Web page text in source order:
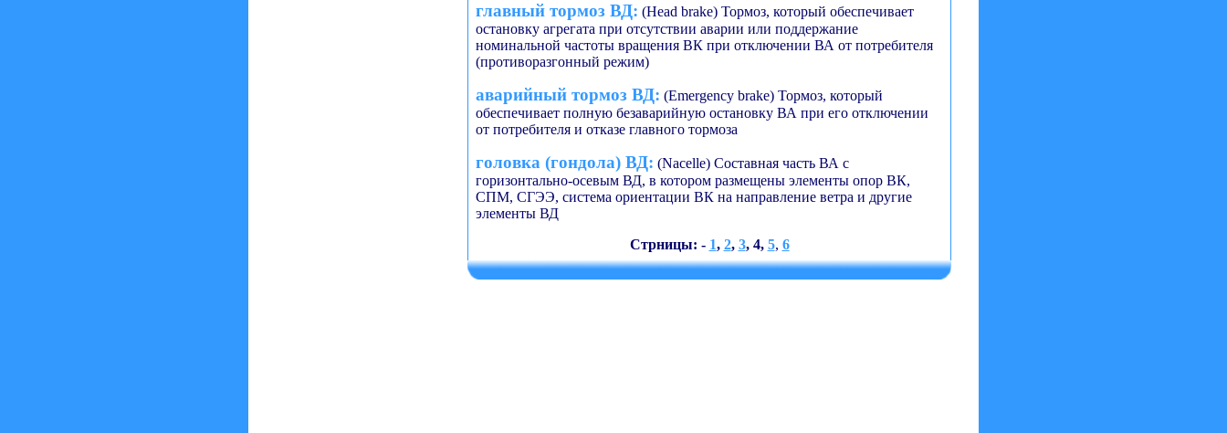
главный тормоз ВД: (Head brake) Тормоз, который обеспечивает
остановку агрегата при отсутствии аварии или поддержание
номинальной частоты вращения ВК при отключении ВА от потребителя
(противоразгонный режим)
аварийный тормоз ВД: (Emergency brake) Тормоз, который
обеспечивает полную безаварийную остановку ВА при его отключении
от потребителя и отказе главного тормоза
головка (гондола) ВД: (Nacelle) Составная часть ВА с
горизонтально-осевым ВД, в котором размещены элементы опор ВК,
СПМ, СГЭЭ, система ориентации ВК на направление ветра и другие
элементы ВД
Стрницы: - 1, 2, 3, 4, 5, 6